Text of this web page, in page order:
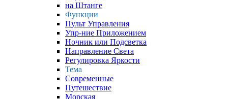
на Штанге
Функции
Пульт Управления
Упр-ние Приложением
Ночник или Подсветка
Направление Света
Регулировка Яркости
Тема
Современные
Путешествие
Морская